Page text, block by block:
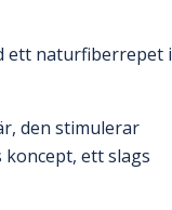
ett naturfiberrepet i
den stimulerar
ett slags